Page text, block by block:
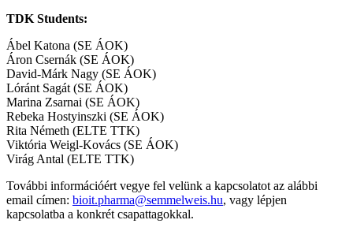
TDK Students:
Ábel Katona (SE ÁOK)
Áron Csernák (SE ÁOK)
David-Márk Nagy (SE ÁOK)
Lóránt Sagát (SE ÁOK)
Marina Zsarnai (SE ÁOK)
Rebeka Hostyinszki (SE ÁOK)
Rita Németh (ELTE TTK)
Viktória Weigl-Kovács (SE ÁOK)
Virág Antal (ELTE TTK)
További információért vegye fel velünk a kapcsolatot az alábbi
email címen: bioit.pharma@semmelweis.hu, vagy lépjen
kapcsolatba a konkrét csapattagokkal.